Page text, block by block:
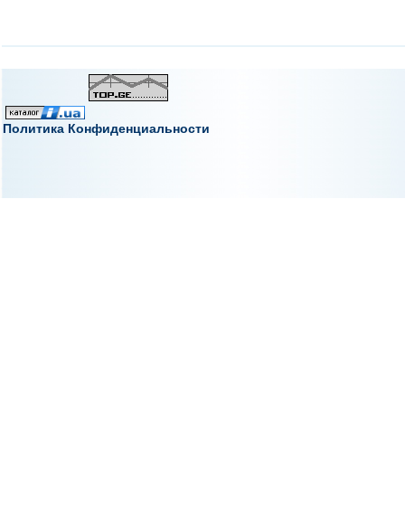
Политика Конфиденциальности